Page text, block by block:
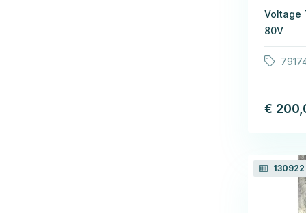
Voltage
80V
€
130922